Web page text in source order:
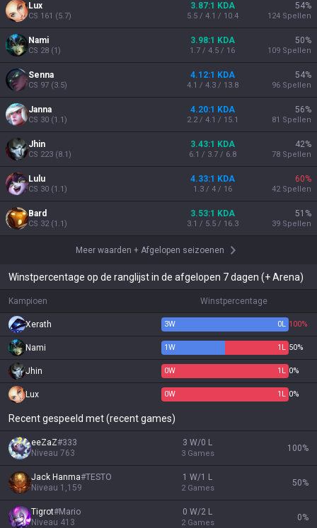
Lux
CS 161 (5.7)
3.87:1 KDA
5.5 / 4.1 / 10.4
54%
124 Spellen
Nami
CS 28 (1)
3.98:1 KDA
1.7 / 4.5 / 16
50%
109 Spellen
Senna
CS 97 (3.5)
4.12:1 KDA
4.1 / 4.3 / 13.8
54%
96 Spellen
Janna
CS 30 (1.1)
4.20:1 KDA
2.2 / 4.1 / 15.1
56%
81 Spellen
Jhin
CS 223 (8.1)
3.43:1 KDA
6.1 / 3.7 / 6.8
42%
78 Spellen
Lulu
CS 30 (1.1)
4.33:1 KDA
1.3 / 4 / 16
60%
42 Spellen
Bard
CS 32(1.1)
3.53:1 KDA
3.1 / 5.5 / 16.3
51 %
39 Spellen
Meer waarden + Afgelopen seizoenen
Winstpercentage op de ranglijst in de afgelopen 7 dagen (+ Arena)
Kampioen Winstpercentage
Xerath 3W 0L 100%
Nami 1W 1 L 50%
Jhin 0W 1 L 0%
Lux 0W 1 L 0%
Recent gespeeld met (recent games)
eeZaZ#333
Niveau 763
3 W/0 L
3 Games
100%
Jack Hanma#TESTO
Niveau 1,159
1 W/1 L
2 Games
50%
Tigrot#Mario
Niveau 413
0 W/2 L
2 Games
0%